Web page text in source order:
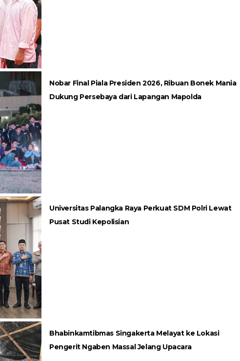
Nobar Final Piala Presiden 2026, Ribuan Bonek Mania
Dukung Persebaya dari Lapangan Mapolda
Universitas Palangka Raya Perkuat SDM Polri Lewat
Pusat Studi Kepolisian
Bhabinkamtibmas Singakerta Melayat ke Lokasi
Pengerit Ngaben Massal Jelang Upacara